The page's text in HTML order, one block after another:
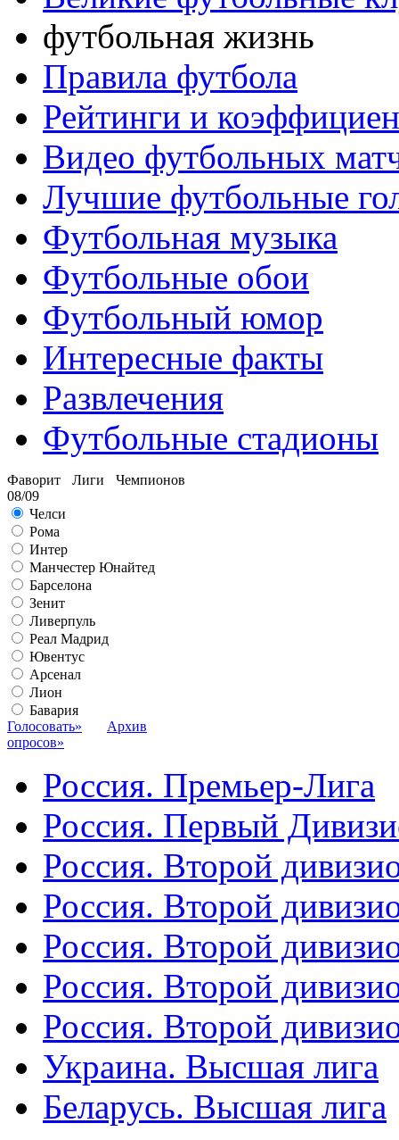
футбольная жизнь
Правила футбола
Рейтинги и
Видео футбольных
Лучшие футбольные
Футбольная музыка
Футбольные обои
Футбольный юмор
Интересные факты
Развлечения
Футбольные стадионы
Фаворит Лиги Чемпионов
08/09
Челси
Рома
Интер
Манчестер Юнайтед
Барселона
Зенит
Ливерпуль
Реал Мадрид
Ювентус
Арсенал
Лион
Бавария
Голосовать»
Архив
опросов»
Россия. Премьер-Лига
Россия. Первый
Россия. Второй
Россия. Второй
Россия. Второй
Россия. Второй
Россия. Второй
Украина. Высшая лига
Беларусь. Высшая лига